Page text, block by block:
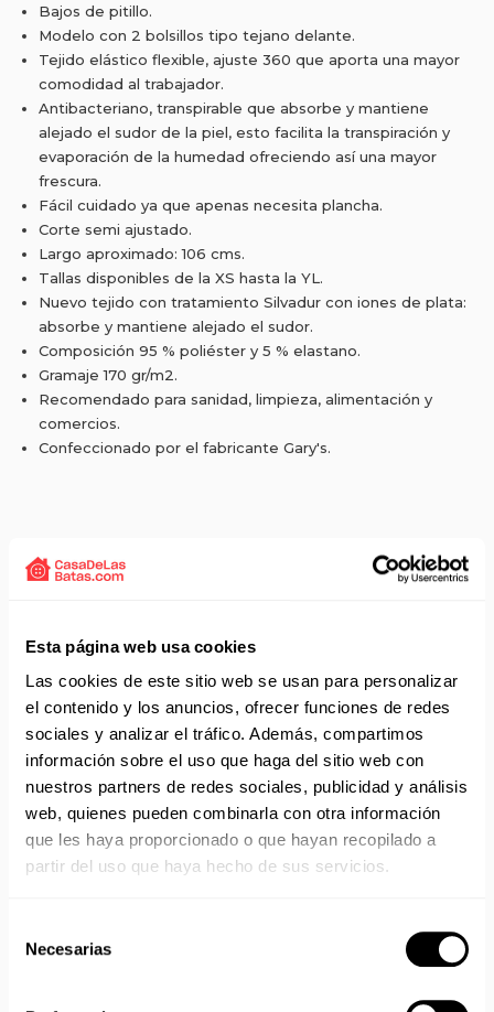
Esta página web usa cookies
Las cookies de este sitio web se usan para personalizar
el contenido y los anuncios, ofrecer funciones de redes
sociales y analizar el tráfico. Además, compartimos
información sobre el uso que haga del sitio web con
nuestros partners de redes sociales, publicidad y análisis
web, quienes pueden combinarla con otra información
que les haya proporcionado o que hayan recopilado a
partir del uso que haya hecho de sus servicios.
Necesarias
Bajos de pitillo.
Modelo con 2 bolsillos tipo tejano delante.
Tejido elástico flexible, ajuste 360 que aporta una mayor
comodidad al trabajador.
Antibacteriano, transpirable que absorbe y mantiene
alejado el sudor de la piel, esto facilita la transpiración y
evaporación de la humedad ofreciendo así una mayor
frescura.
Fácil cuidado ya que apenas necesita plancha.
Corte semi ajustado.
Largo aproximado: 106 cms.
Tallas disponibles de la XS hasta la YL.
Nuevo tejido con tratamiento Silvadur con iones de plata:
absorbe y mantiene alejado el sudor.
Composición 95 % poliéster y 5 % elastano.
Gramaje 170 gr/m2.
Recomendado para sanidad, limpieza, alimentación y
comercios.
Confeccionado por el fabricante Gary's.
Solicita presupuesto:
Aprovecha el envío gratuito en toda España excepto
Canarias, Baleares, Ceuta y Melilla.
ENVÍOS EN AGOSTO
No realizamos envíos del 10 al 21 de agosto.
Reanudamos envíos el día 24 de agosto para productos
con disponibilidad 24/48 horas.
Si adquieres productos con distinto plazo de entrega, el
pedido se envía cuando está completo.
: EL taller de
bordados y estampados está cerrado en agosto. Se